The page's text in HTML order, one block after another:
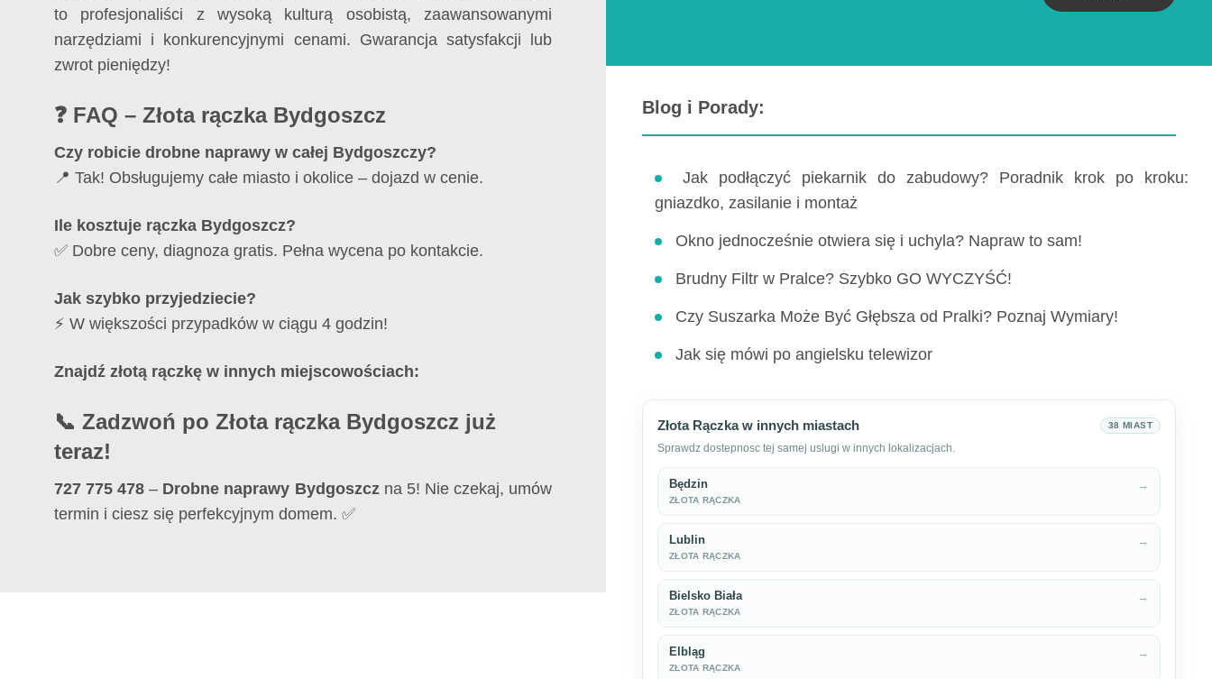
to profesjonaliści z wysoką kulturą osobistą, zaawansowanymi
narzędziami i konkurencyjnymi cenami. Gwarancja satysfakcji lub
zwrot pieniędzy!
❓ FAQ – Złota rączka Bydgoszcz
Czy robicie drobne naprawy w całej Bydgoszczy?
📍 Tak! Obsługujemy całe miasto i okolice – dojazd w cenie.
Ile kosztuje rączka Bydgoszcz?
✅ Dobre ceny, diagnoza gratis. Pełna wycena po kontakcie.
Jak szybko przyjedziecie?
⚡ W większości przypadków w ciągu 4 godzin!
Znajdź złotą rączkę w innych miejscowościach:
📞 Zadzwoń po Złota rączka Bydgoszcz już
teraz!
727 775 478 – Drobne naprawy Bydgoszczna 5! Nie czekaj, umów
termin i ciesz się perfekcyjnym domem. ✅
Blog i Porady:
Jak podłączyć piekarnik do zabudowy? Poradnik krok po kroku:
gniazdko, zasilanie i montaż
Okno jednocześnie otwiera się i uchyla? Napraw to sam!
Brudny Filtr w Pralce? Szybko GO WYCZYŚĆ!
Czy Suszarka Może Być Głębsza od Pralki? Poznaj Wymiary!
Jak się mówi po angielsku telewizor
Złota Rączka w innych miastach 38 MIAST
Sprawdz dostepnosc tej samej uslugi w innych lokalizacjach.
Będzin
ZŁOTA RĄCZKA
→
Lublin
ZŁOTA RĄCZKA
→
Bielsko Biała
ZŁOTA RĄCZKA
→
Elbląg
ZŁOTA RĄCZKA
→